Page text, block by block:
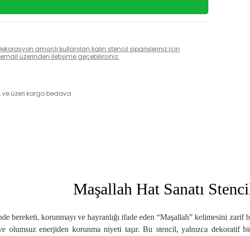
amaçlı kullanılan kalın stencil siparişleriniz için
üzerinden iletişime geçebilirsiniz.
ve üzeri kargo bedava.
Maşallah Hat Sanatı
bereketi, korunmayı ve hayranlığı ifade eden “Maşallah” kelimesini
olumsuz enerjiden korunma niyeti taşır. Bu stencil, yalnızca dekoratif